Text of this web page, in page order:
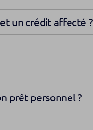
un crédit affecté ?
prêt personnel ?